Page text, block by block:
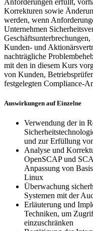
Anforderungen erfüllt,
Korrekturen sowie
werden, wenn
Unternehmen
Kunden- und
nachträgliche
mit den in diesem Kurs
von Kunden,
festgelegten Compliance-
Auswirkungen auf Einzelne
Verwendung der in
und zur Erfüllung
Analyse und
OpenSCAP und
Anpassung von
Linux
Überwachung
Systemen mit der
Erläuterung und
Techniken, um
einzuschränken